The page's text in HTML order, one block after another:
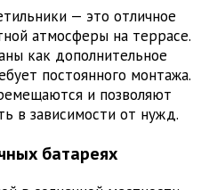
— это отличное
атмосферы на террасе.
как дополнительное
постоянного монтажа.
и позволяют
в зависимости от нужд.
батареях